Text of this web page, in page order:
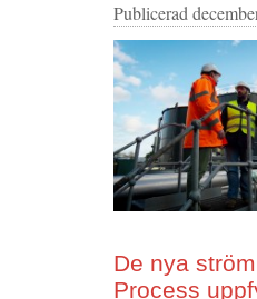
Publicerad
De nya
Process